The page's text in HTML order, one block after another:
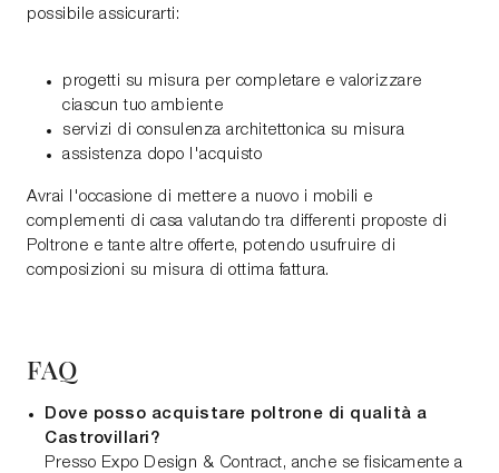
FAQ
Dove posso acquistare poltrone di qualità a
Castrovillari?
Presso Expo Design & Contract, anche se fisicamente a
possibile assicurarti:
progetti su misura per completare e valorizzare
ciascun tuo ambiente
servizi di consulenza architettonica su misura
assistenza dopo l'acquisto
Avrai l'occasione di mettere a nuovo i mobili e
complementi di casa valutando tra differenti proposte di
Poltrone e tante altre offerte, potendo usufruire di
composizioni su misura di ottima fattura.